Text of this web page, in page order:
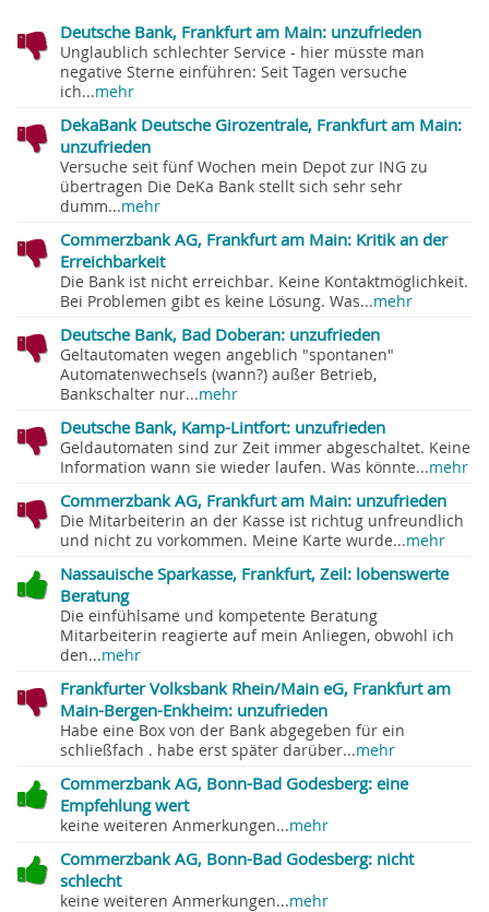
Deutsche Bank, Frankfurt am Main: unzufrieden
Unglaublich schlechter Service - hier müsste man
negative Sterne einführen: Seit Tagen versuche
ich...mehr
DekaBank Deutsche Girozentrale, Frankfurt am Main:
unzufrieden
Versuche seit fünf Wochen mein Depot zur ING zu
übertragen Die DeKa Bank stellt sich sehr sehr
dumm...mehr
Commerzbank AG, Frankfurt am Main: Kritik an der
Erreichbarkeit
Die Bank ist nicht erreichbar. Keine Kontaktmöglichkeit.
Bei Problemen gibt es keine Lösung. Was...mehr
Deutsche Bank, Bad Doberan: unzufrieden
Geltautomaten wegen angeblich "spontanen"
Automatenwechsels (wann?) außer Betrieb,
Bankschalter nur...mehr
Deutsche Bank, Kamp-Lintfort: unzufrieden
Geldautomaten sind zur Zeit immer abgeschaltet. Keine
Information wann sie wieder laufen. Was könnte...mehr
Commerzbank AG, Frankfurt am Main: unzufrieden
Die Mitarbeiterin an der Kasse ist richtug unfreundlich
und nicht zu vorkommen. Meine Karte wurde...mehr
Nassauische Sparkasse, Frankfurt, Zeil: lobenswerte
Beratung
Die einfühlsame und kompetente Beratung
Mitarbeiterin reagierte auf mein Anliegen, obwohl ich
den...mehr
Frankfurter Volksbank Rhein/Main eG, Frankfurt am
Main-Bergen-Enkheim: unzufrieden
Habe eine Box von der Bank abgegeben für ein
schließfach . habe erst später darüber...mehr
Commerzbank AG, Bonn-Bad Godesberg: eine
Empfehlung wert
keine weiteren Anmerkungen...mehr
Commerzbank AG, Bonn-Bad Godesberg: nicht
schlecht
keine weiteren Anmerkungen...mehr